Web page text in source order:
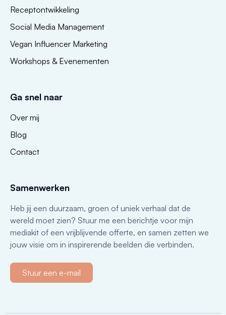
Receptontwikkeling
Social Media Management
Vegan Influencer Marketing
Workshops & Evenementen
Ga snel naar
Over mij
Blog
Contact
Samenwerken
Heb jij een duurzaam, groen of uniek verhaal dat de
wereld moet zien? Stuur me een berichtje voor mijn
mediakit of een vrijblijvende offerte, en samen zetten we
jouw visie om in inspirerende beelden die verbinden.
Stuur een e-mail